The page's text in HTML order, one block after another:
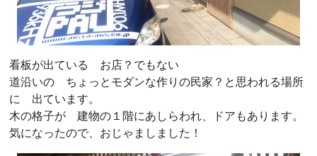
看板が出ている お店？でもない
道沿いの ちょっとモダンな作りの民家？と思われる場所
に 出ています。
木の格子が 建物の１階にあしらわれ、ドアもあります。
気になったので、おじゃましました！